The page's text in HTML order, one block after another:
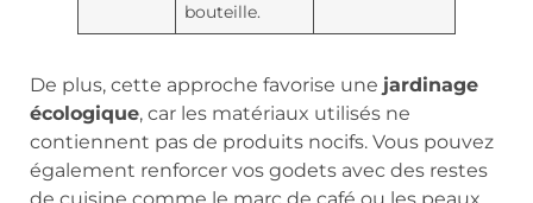
bouteille.
De plus, cette approche favorise une jardinage
écologique, car les matériaux utilisés ne
contiennent pas de produits nocifs. Vous pouvez
également renforcer vos godets avec des restes